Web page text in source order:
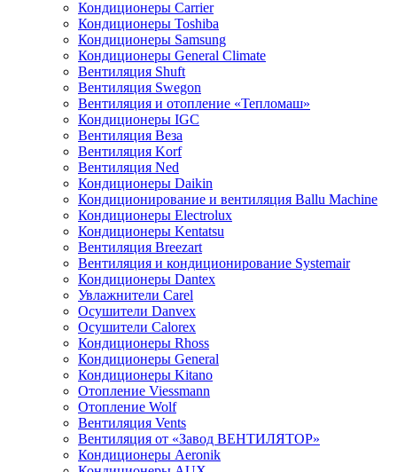
Кондиционеры Carrier
Кондиционеры Toshiba
Кондиционеры Samsung
Кондиционеры General Climate
Вентиляция Shuft
Вентиляция Swegon
Вентиляция и отопление «Тепломаш»
Кондиционеры IGC
Вентиляция Веза
Вентиляция Korf
Вентиляция Ned
Кондиционеры Daikin
Кондиционирование и вентиляция Ballu Machine
Кондиционеры Electrolux
Кондиционеры Kentatsu
Вентиляция Breezart
Вентиляция и кондиционирование Systemair
Кондиционеры Dantex
Увлажнители Carel
Осушители Danvex
Осушители Calorex
Кондиционеры Rhoss
Кондиционеры General
Кондиционеры Kitano
Отопление Viessmann
Отопление Wolf
Вентиляция Vents
Вентиляция от «Завод ВЕНТИЛЯТОР»
Кондиционеры Aeronik